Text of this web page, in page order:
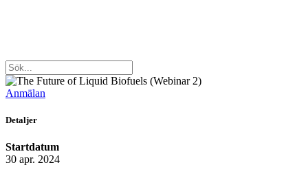
Anmälan
Detaljer
Startdatum
30 apr. 2024